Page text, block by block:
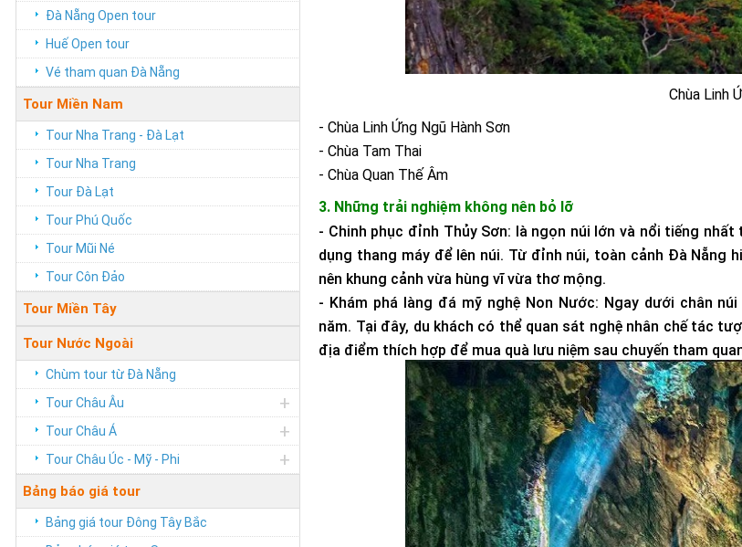
Đà Nẵng Open tour
Huế Open tour
Vé tham quan Đà Nẵng
Tour Miền Nam
Tour Nha Trang - Đà Lạt
Tour Nha Trang
Tour Đà Lạt
Tour Phú Quốc
Tour Mũi Né
Tour Côn Đảo
Tour Miền Tây
Tour Nước Ngoài
Chùm tour từ Đà Nẵng
Tour Châu Âu
+
Tour Châu Á +
Tour Châu Úc - Mỹ - Phi +
Bảng báo giá tour
Bảng giá tour Đông Tây Bắc
Chùa Linh
-Chùa Linh Ứng Ngũ Hành Sơn
-Chùa Tam Thai
-Chùa Quan Thế Âm
3. Những trải nghiệm không nên bỏ lỡ
- Chinh phục đỉnh Thủy Sơn: là ngọn núi lớn và nổi tiếng
dụng thang máy để lên núi. Từ đỉnh núi, toàn cảnh Đà Nẵng
nên khung cảnh vừa hùng vĩ vừa thơ mộng.
- Khám phá làng đá mỹ nghệ Non Nước: Ngay dưới chân
năm. Tại đây, du khách có thể quan sát nghệ nhân chế tác
địa điểm thích hợp để mua quà lưu niệm sau chuyến tham